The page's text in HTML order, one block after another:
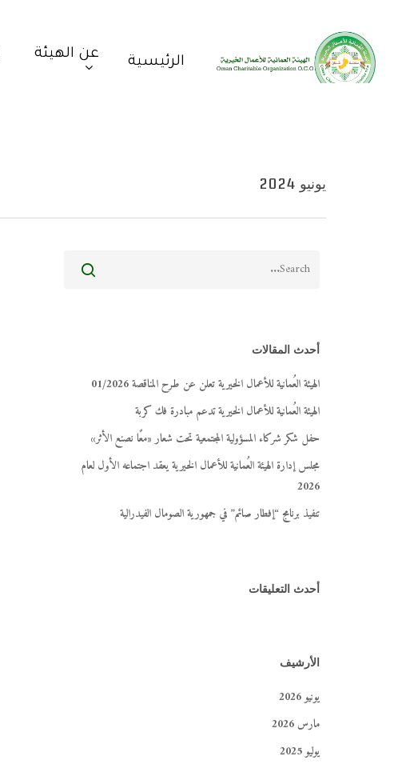
الرئيسية عن الهيئة
يونيو 2024
أحدث المقالات
الهيئة العُمانية للأعمال الخيرية تعلن عن طرح المناقصة 01/2026
الهيئة العُمانية للأعمال الخيرية تدعم مبادرة فك كربة
حفل شكر شركاء المسؤولية المجتمعية تحت شعار «معًا نصنع الأثر»
مجلس إدارة الهيئة العُمانية للأعمال الخيرية يعقد اجتماعه الأول لعام
2026
تنفيذ برنامج “إفطار صائم” في جمهورية الصومال الفيدرالية
أحدث التعليقات
الأرشيف
يونيو 2026
مارس 2026
يوليو 2025